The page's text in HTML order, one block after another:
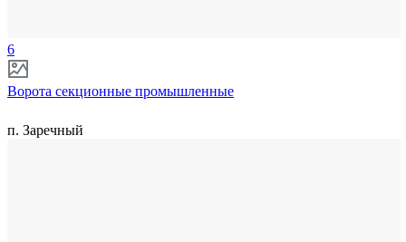
6
Ворота секционные промышленные
п. Заречный